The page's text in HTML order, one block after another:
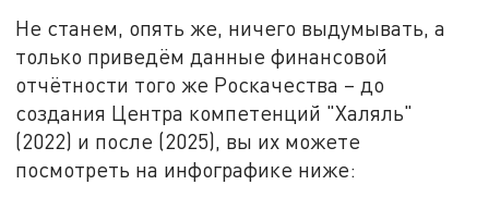
Не станем, опять же, ничего выдумывать, а
только приведём данные финансовой
отчётности того же Роскачества – до
создания Центра компетенций "Халяль"
(2022) и после (2025), вы их можете
посмотреть на инфографике ниже: